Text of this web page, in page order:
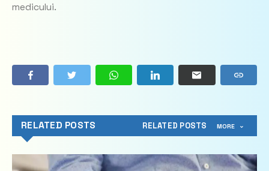
medicului.
RELATED POSTS RELATED POSTS MORE